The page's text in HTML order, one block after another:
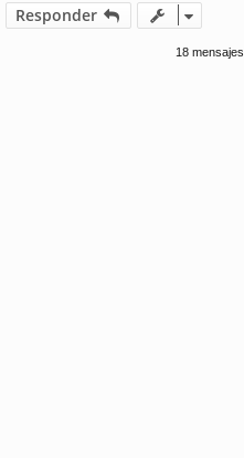
Responder
18 mensajes